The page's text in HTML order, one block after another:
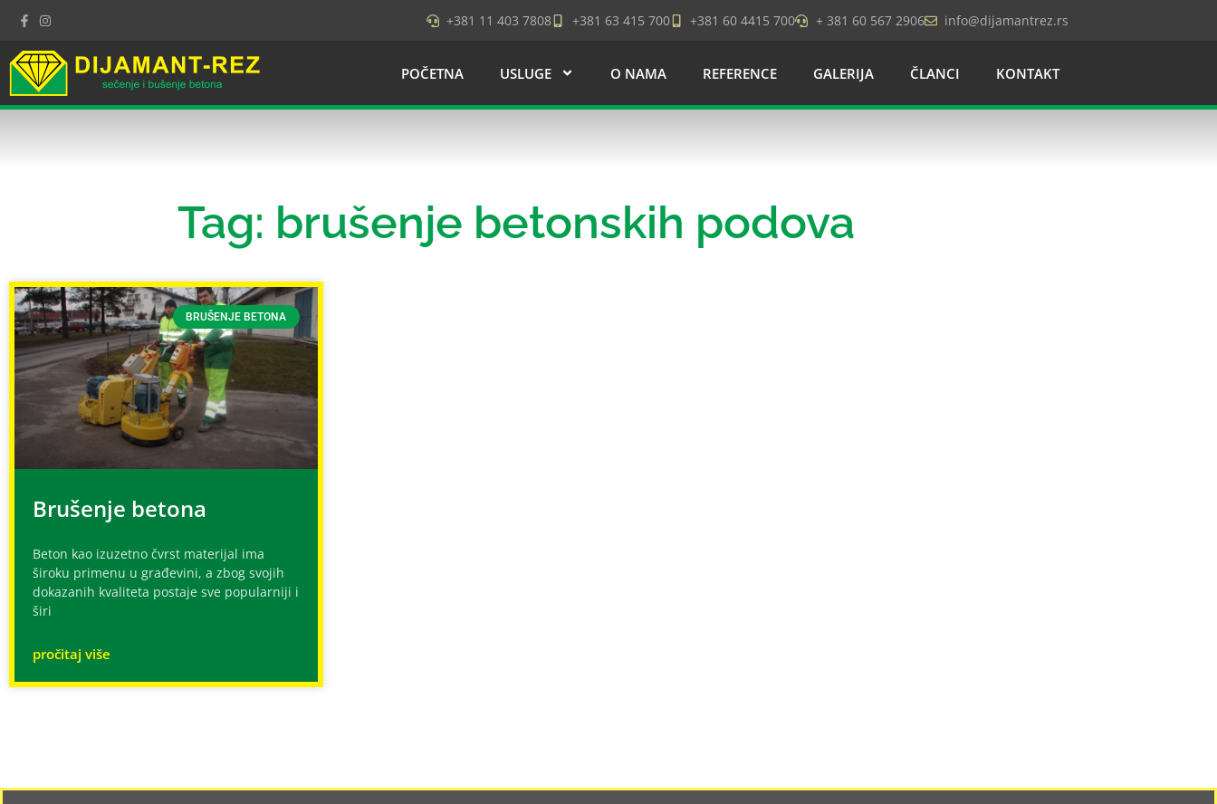
+381 11 403 7808 +381 63 415 700 +381 60 4415 700 + 381 60 567 2906 info@dijamantrez.rs
POČETNA USLUGE O NAMA REFERENCE GALERIJA ČLANCI KONTAKT
Tag: brušenje betonskih podova
BRUŠENJE BETONA
Brušenje betona
Beton kao izuzetno čvrst materijal ima
široku primenu u građevini, a zbog svojih
dokazanih kvaliteta postaje sve popularniji i
širi
pročitaj više